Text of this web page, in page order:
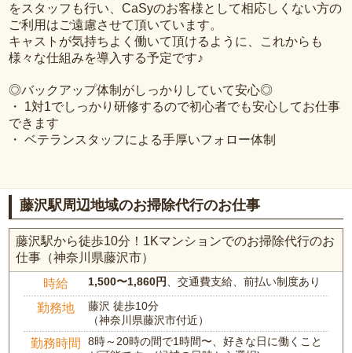
をスタッフも行い、CaSyのお客様として相応しくない方の
ご利用はご遠慮させて頂いています。
キャストが気持ちよく働いて頂けるように、これからも
様々な仕組みを導入する予定です♪
◎バックアップ体制がしっかりしていて安心◎
・ 1対1でしっかり研修するので初心者でも安心してお仕事
できます
・ ベテランスタッフによる手厚いフォロー体制
藤沢駅周辺地域のお掃除代行のお仕事
藤沢駅から徒歩10分！1Kマンションでのお掃除代行のお
仕事（神奈川県藤沢市）
時給 1,500〜1,860円、交通費支給、前払い制度あり
勤務地
藤沢 徒歩10分
（神奈川県藤沢市付近）
勤務時間
8時～20時の間で1時間〜、好きな日に働くこと